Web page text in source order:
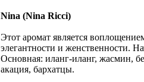
Nina (Nina Ricci)
Этот аромат является
элегантности и женственности.
Основная: иланг-иланг, жасмин,
акация, бархатцы.